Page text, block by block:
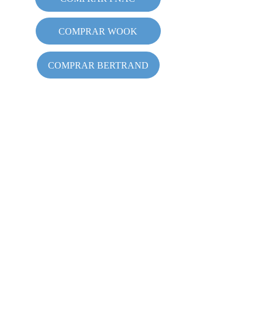
COMPRAR WOOK
COMPRAR BERTRAND